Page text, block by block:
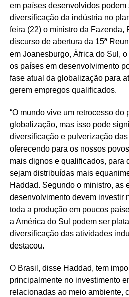
em países desenvolvidos podem
diversificação da indústria no
feira (22) o ministro da Fazenda,
discurso de abertura da 15ª
em Joanesburgo, África do Sul,
os países em desenvolvimento
fase atual da globalização para
gerem empregos qualificados.
“O mundo vive um retrocesso do
globalização, mas isso pode
diversificação e pulverização
oferecendo para os nossos
mais dignos e qualificados, para
sejam distribuídas mais
Haddad. Segundo o ministro, as
desenvolvimento devem investir
toda a produção em poucos
a América do Sul podem ser
diversificação das atividades
destacou.
O Brasil, disse Haddad, tem
principalmente no investimento
relacionadas ao meio ambiente,